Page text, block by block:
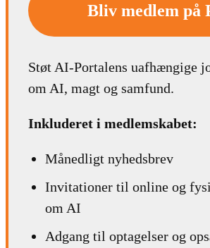
Bliv medlem på
Støt AI-Portalens uafhængige
om AI, magt og samfund.
Inkluderet i medlemskabet:
Månedligt nyhedsbrev
Invitationer til online og
om AI
Adgang til optagelser og